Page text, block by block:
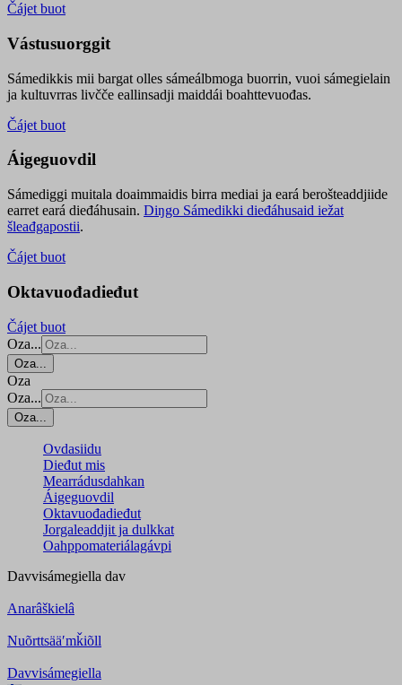
Čájet buot
Vástusuorggit
Sámedikkis mii bargat olles sámeálbmoga buorrin, vuoi sámegielain
ja kultuvrras livčče eallinsadji maiddái boahttevuođas.
Čájet buot
Áigeguovdil
Sámediggi muitala doaimmaidis birra mediai ja eará berošteaddjiide
earret eará dieđáhusain. Diŋgo Sámedikki dieđáhusaid iežat
šleađgapostii.
Čájet buot
Oktavuođadieđut
Čájet buot
Oza...
Oza...
Oza
Oza...
Oza...
Ovdasiidu
Dieđut mis
Mearrádusdahkan
Áigeguovdil
Oktavuođadieđut
Jorgaleaddjit ja dulkkat
Oahppomateriálagávpi
Davvisámegiella dav
Anarâškielâ
Nuõrttsääʹmǩiõll
Davvisámegiella